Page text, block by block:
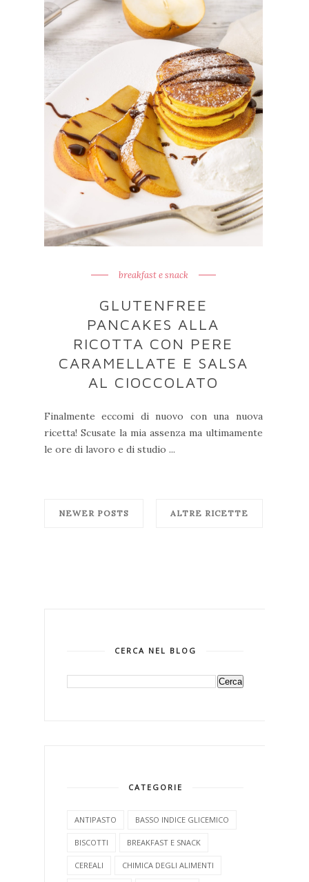
breakfast e snack
GLUTENFREE
PANCAKES ALLA
RICOTTA CON PERE
CARAMELLATE E SALSA
AL CIOCCOLATO
Finalmente eccomi di nuovo con una nuova
ricetta! Scusate la mia assenza ma ultimamente
le ore di lavoro e di studio ...
NEWER POSTS ALTRE RICETTE
CERCA NEL BLOG
CATEGORIE
ANTIPASTO BASSO INDICE GLICEMICO
BISCOTTI BREAKFAST E SNACK
CEREALI CHIMICA DEGLI ALIMENTI